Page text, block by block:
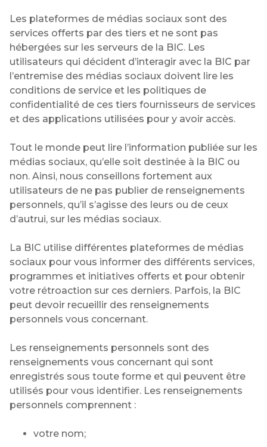
Les plateformes de médias sociaux sont des
services offerts par des tiers et ne sont pas
hébergées sur les serveurs de la BIC. Les
utilisateurs qui décident d’interagir avec la BIC par
l’entremise des médias sociaux doivent lire les
conditions de service et les politiques de
confidentialité de ces tiers fournisseurs de services
et des applications utilisées pour y avoir accès.
Tout le monde peut lire l’information publiée sur les
médias sociaux, qu’elle soit destinée à la BIC ou
non. Ainsi, nous conseillons fortement aux
utilisateurs de ne pas publier de renseignements
personnels, qu’il s’agisse des leurs ou de ceux
d’autrui, sur les médias sociaux.
La BIC utilise différentes plateformes de médias
sociaux pour vous informer des différents services,
programmes et initiatives offerts et pour obtenir
votre rétroaction sur ces derniers. Parfois, la BIC
peut devoir recueillir des renseignements
personnels vous concernant.
Les renseignements personnels sont des
renseignements vous concernant qui sont
enregistrés sous toute forme et qui peuvent être
utilisés pour vous identifier. Les renseignements
personnels comprennent :
votre nom;